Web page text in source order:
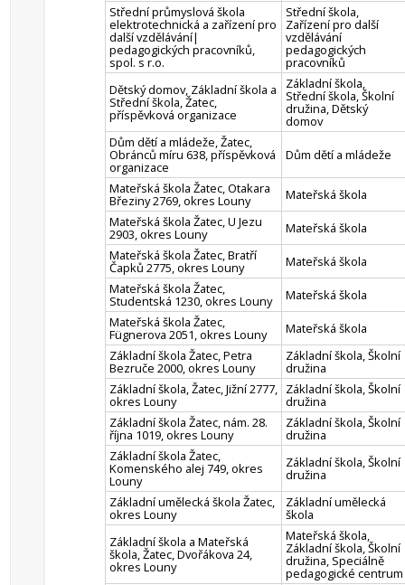
Střední průmyslová škola
elektrotechnická a zařízení pro
další vzdělávání|
pedagogických pracovníků,
spol. s r.o.
Střední škola,
Zařízení pro další
vzdělávání
pedagogických
pracovníků
Dětský domov, Základní škola a
Střední škola, Žatec,
příspěvková organizace
Základní škola,
Střední škola, Školní
družina, Dětský
domov
Dům dětí a mládeže, Žatec,
Obránců míru 638, příspěvková
organizace
Dům dětí a mládeže
Mateřská škola Žatec, Otakara
Březiny 2769, okres Louny
Mateřská škola
Mateřská škola Žatec, U Jezu
2903, okres Louny
Mateřská škola
Mateřská škola Žatec, Bratří
Čapků 2775, okres Louny
Mateřská škola
Mateřská škola Žatec,
Studentská 1230, okres Louny
Mateřská škola
Mateřská škola Žatec,
Fügnerova 2051, okres Louny
Mateřská škola
Základní škola Žatec, Petra
Bezruče 2000, okres Louny
Základní škola, Školní
družina
Základní škola, Žatec, Jižní 2777,
okres Louny
Základní škola, Školní
družina
Základní škola Žatec, nám. 28.
října 1019, okres Louny
Základní škola, Školní
družina
Základní škola Žatec,
Komenského alej 749, okres
Louny
Základní škola, Školní
družina
Základní umělecká škola Žatec,
okres Louny
Základní umělecká
škola
Základní škola a Mateřská
škola, Žatec, Dvořákova 24,
okres Louny
Mateřská škola,
Základní škola, Školní
družina, Speciálně
pedagogické centrum